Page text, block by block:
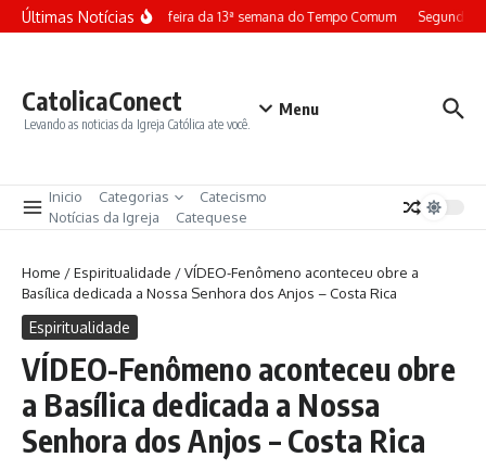
Ir para o conteúdo
Últimas NotíciasTerça-feira da 13ª semana do Tempo Comum Segunda-
CatolicaConect
Levando as noticias da Igreja Católica ate você.
Menu
Inicio Categorias
Catecismo
Notícias da Igreja
Catequese
Home /Espiritualidade /VÍDEO-Fenômeno aconteceu obre a
Basílica dedicada a Nossa Senhora dos Anjos – Costa Rica
Espiritualidade
VÍDEO-Fenômeno aconteceu obre
a Basílica dedicada a Nossa
Senhora dos Anjos – Costa Rica